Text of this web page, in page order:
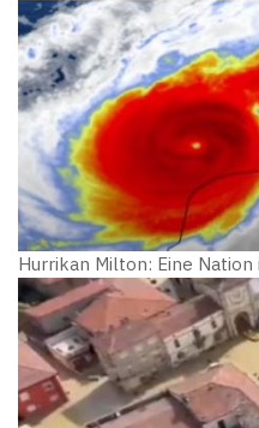
Hurrikan Milton: Eine